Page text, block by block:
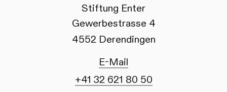
Stiftung Enter
Gewerbestrasse 4
4552 Derendingen
E-Mail
+41 32 621 80 50